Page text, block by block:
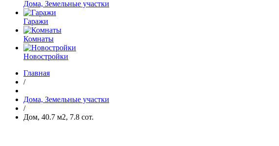
Дома, Земельные участки
Гаражи
Комнаты
Новостройки
Главная
/
Дома, Земельные участки
/
Дом, 40.7 м2, 7.8 сот.